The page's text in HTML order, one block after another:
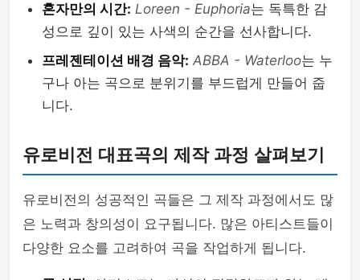
혼자만의 시간: Loreen - Euphoria는 독특한 감
성으로 깊이 있는 사색의 순간을 선사합니다.
프레젠테이션 배경 음악: ABBA - Waterloo는 누
구나 아는 곡으로 분위기를 부드럽게 만들어 줍
니다.
유로비전 대표곡의 제작 과정 살펴보기
유로비전의 성공적인 곡들은 그 제작 과정에서도 많
은 노력과 창의성이 요구됩니다. 많은 아티스트들이
다양한 요소를 고려하여 곡을 작업하게 됩니다.